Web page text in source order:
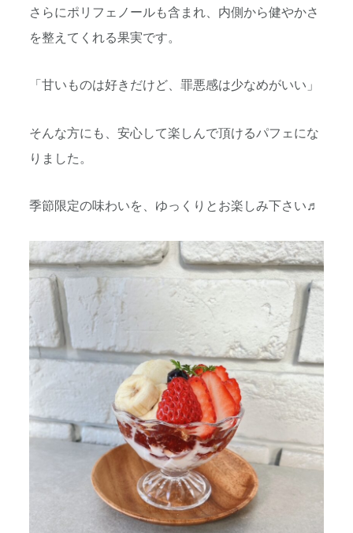
さらにポリフェノールも含まれ、内側から健やかさ
を整えてくれる果実です。
「甘いものは好きだけど、罪悪感は少なめがいい」
そんな方にも、安心して楽しんで頂けるパフェにな
りました。
季節限定の味わいを、ゆっくりとお楽しみ下さい♬